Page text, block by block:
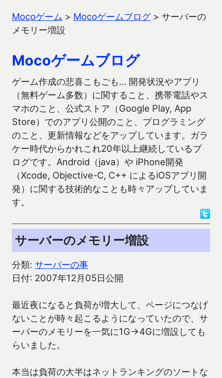
Mocoゲーム > Mocoゲームブログ> サーバーの
メモリー増設
Mocoゲームブログ
ゲーム作成の悲喜こもごも… 開発状況やアプリ
（無料ゲーム多数）に関すること、携帯電話やス
マホのこと、公式ストア（Google Play, App
Store）でのアプリ公開のこと、プログラミング
のこと、更新情報などをアップしています。ガラ
ケー時代からかれこれ20年以上継続しているブ
ログです。Android（java）や iPhone開発
（Xcode, Objective-C, C++ によるiOSアプリ開
発）に関する技術的なことも時々アップしていま
す。
サーバーのメモリー増設
分類: サーバーの事
日付: 2007年12月05日公開
最近夜になると負荷が増大して、ページにつなげ
ないことが時々起こるようになっていたので、サ
ーバーのメモリーを一気に1G→4Gに増設しても
らいました。
本当は負荷の大半はネットランキングのソートな